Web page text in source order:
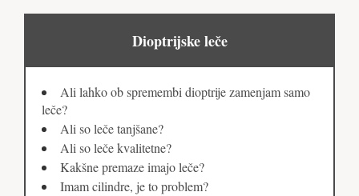
Dioptrijske leče
Ali lahko ob spremembi dioptrije zamenjam samo
leče?
Ali so leče tanjšane?
Ali so leče kvalitetne?
Kakšne premaze imajo leče?
Imam cilindre, je to problem?